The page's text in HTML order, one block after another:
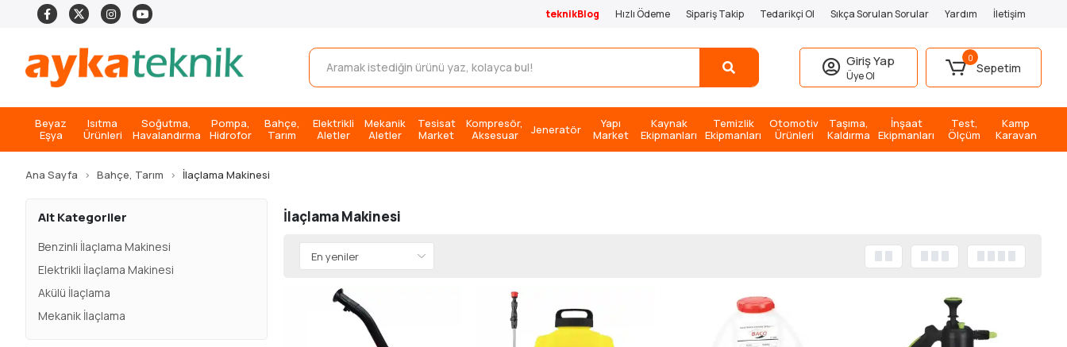
teknikBlog Hızlı Ödeme Sipariş Takip Tedarikçi Ol Sıkça Sorulan Sorular Yardım İletişim
Giriş Yap
Üye Ol
0
Sepetim
Beyaz
Eşya
Isıtma
Ürünleri
Soğutma,
Havalandırma
Pompa,
Hidrofor
Bahçe,
Tarım
Elektrikli
Aletler
Mekanik
Aletler
Tesisat
Market
Kompresör,
Aksesuar
Jeneratör
Yapı
Market
Kaynak
Ekipmanları
Temizlik
Ekipmanları
Otomotiv
Ürünleri
Taşıma,
Kaldırma
İnşaat
Ekipmanları
Test,
Ölçüm
Kamp
Karavan
Ana Sayfa Bahçe, Tarım İlaçlama Makinesi
Alt Kategoriler
Benzinli İlaçlama Makinesi
Elektrikli İlaçlama Makinesi
Akülü İlaçlama
Mekanik İlaçlama
İlaçlama Makinesi